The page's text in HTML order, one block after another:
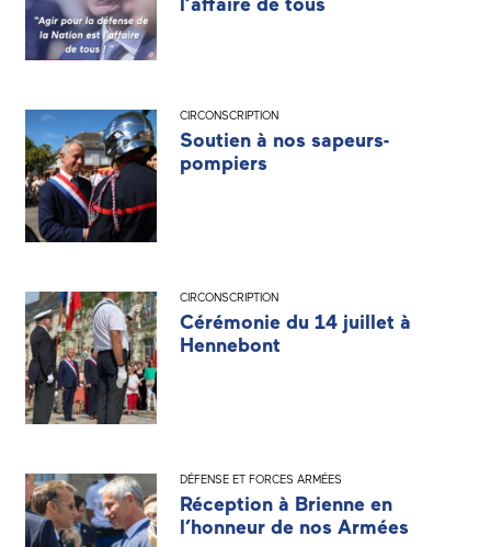
CIRCONSCRIPTION
Soutien à nos sapeurs-
pompiers
CIRCONSCRIPTION
Cérémonie du 14 juillet à
Hennebont
DÉFENSE ET FORCES ARMÉES
Réception à Brienne en
l’honneur de nos Armées